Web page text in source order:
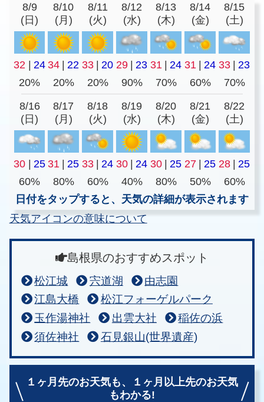
8/9
(日)
8/10
(月)
8/11
(火)
8/12
(水)
8/13
(木)
8/14
(金)
8/15
(土)
32 | 24 34 | 22 33 | 20 29 | 23 31 | 24 31 | 24 33 | 23
20%
20% 20% 90% 70% 60% 70%
8/16
(日)
8/17
(月)
8/18
(火)
8/19
(水)
8/20
(木)
8/21
(金)
8/22
(土)
30 | 25 31 | 25 33 | 24 30 | 24 30 | 25 27 | 25 28 | 25
60%
80% 60% 40% 80% 50%
60%
日付をタップすると、天気の詳細が表示されます
天気アイコンの意味について
島根県のおすすめスポット
松江城 宍道湖
由志園
江島大橋
松江フォーゲルパーク
玉作湯神社
出雲大社
稲佐の浜
須佐神社
石見銀山(世界遺産)
１ヶ月先のお天気も、
１ヶ月以上先のお天気
もわかる!